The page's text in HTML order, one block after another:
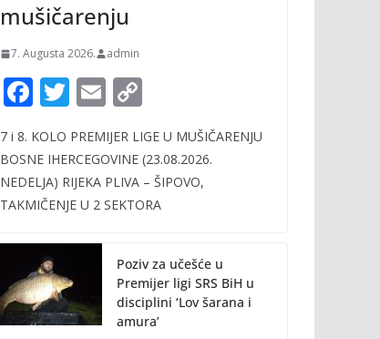
mušičarenju
7. Augusta 2026. admin
F
e
b
o
o
k
T
itt
er
E
ai
l
p
y
Li
k
7 i 8. KOLO PREMIJER LIGE U MUŠIČARENJU
BOSNE IHERCEGOVINE (23.08.2026.
NEDELJA) RIJEKA PLIVA – ŠIPOVO,
TAKMIČENJE U 2 SEKTORA
Poziv za učešće u
Premijer ligi SRS BiH u
disciplini ‘Lov šarana i
amura’